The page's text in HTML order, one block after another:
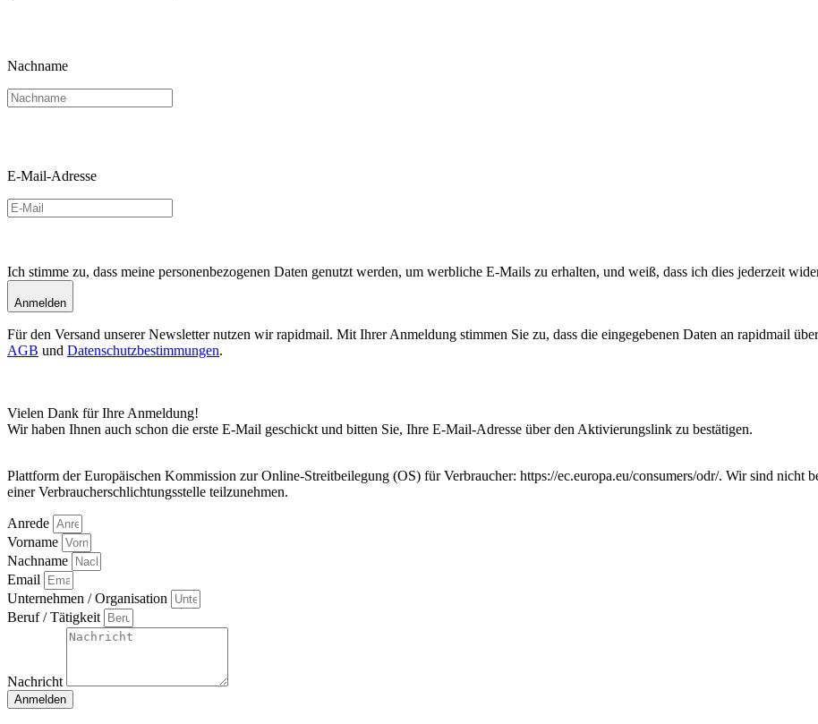
Nachname
E-Mail-Adresse
Ich stimme zu, dass meine personenbezogenen Daten genutzt werden, um werbliche E-Mails zu erhalten, und weiß, dass ich dies jederzeit
Anmelden
Für den Versand unserer Newsletter nutzen wir rapidmail. Mit Ihrer Anmeldung stimmen Sie zu, dass die eingegebenen Daten an rapidmail
AGB und Datenschutzbestimmungen.
Vielen Dank für Ihre Anmeldung!
Wir haben Ihnen auch schon die erste E-Mail geschickt und bitten Sie, Ihre E-Mail-Adresse über den Aktivierungslink zu bestätigen.
Plattform der Europäischen Kommission zur Online-Streitbeilegung (OS) für Verbraucher: https://ec.europa.eu/consumers/odr/. Wir sind nicht
einer Verbraucherschlichtungsstelle teilzunehmen.
Anrede
Vorname
Nachname
Email
Unternehmen / Organisation
Beruf / Tätigkeit
Nachricht
Anmelden